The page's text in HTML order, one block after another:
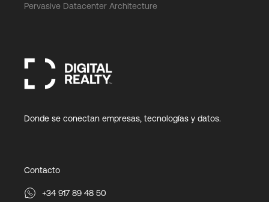
Pervasive Datacenter Architecture
Donde se conectan empresas, tecnologías y datos.
Contacto
+34 917 89 48 50